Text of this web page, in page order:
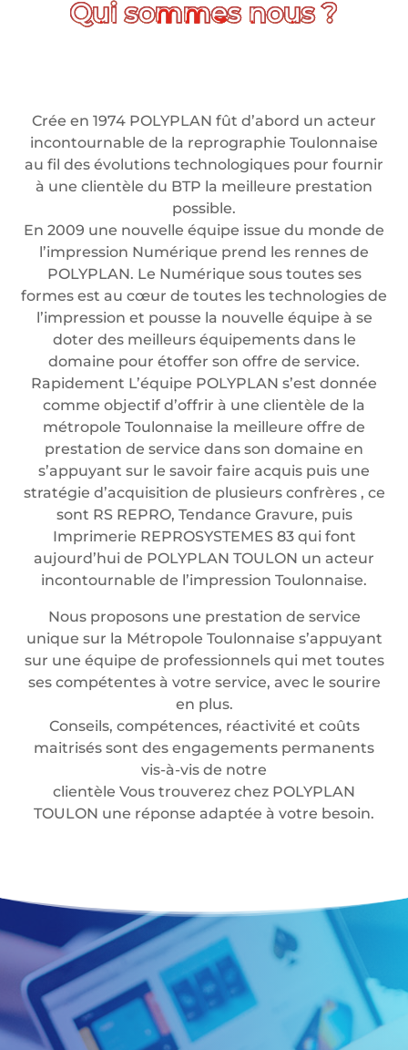
Crée en 1974 POLYPLAN fût d’abord un acteur
incontournable de la reprographie Toulonnaise
au fil des évolutions technologiques pour fournir
à une clientèle du BTP la meilleure prestation
possible.
En 2009 une nouvelle équipe issue du monde de
l’impression Numérique prend les rennes de
POLYPLAN. Le Numérique sous toutes ses
formes est au cœur de toutes les technologies de
l’impression et pousse la nouvelle équipe à se
doter des meilleurs équipements dans le
domaine pour étoffer son offre de service.
Rapidement L’équipe POLYPLAN s’est donnée
comme objectif d’offrir à une clientèle de la
métropole Toulonnaise la meilleure offre de
prestation de service dans son domaine en
s’appuyant sur le savoir faire acquis puis une
stratégie d’acquisition de plusieurs confrères , ce
sont RS REPRO, Tendance Gravure, puis
Imprimerie REPROSYSTEMES 83 qui font
aujourd’hui de POLYPLAN TOULON un acteur
incontournable de l’impression Toulonnaise.
Nous proposons une prestation de service
unique sur la Métropole Toulonnaise s’appuyant
sur une équipe de professionnels qui met toutes
ses compétentes à votre service, avec le sourire
en plus.
Conseils, compétences, réactivité et coûts
maitrisés sont des engagements permanents
vis-à-vis de notre
clientèle Vous trouverez chez POLYPLAN
TOULON une réponse adaptée à votre besoin.